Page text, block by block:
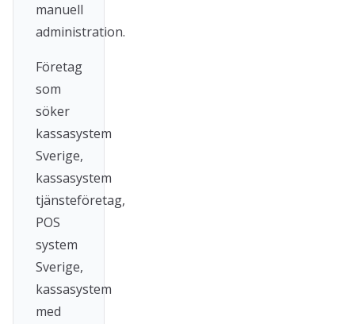
manuell
administration.
Företag
som
söker
kassasystem
Sverige,
kassasystem
tjänsteföretag,
POS
system
Sverige,
kassasystem
med